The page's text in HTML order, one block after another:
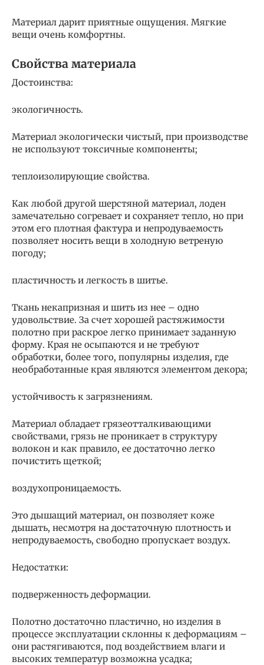
Материал дарит приятные ощущения. Мягкие
вещи очень комфортны.
Свойства материала
Достоинства:
экологичность.
Материал экологически чистый, при производстве
не используют токсичные компоненты;
теплоизолирующие свойства.
Как любой другой шерстяной материал, лоден
замечательно согревает и сохраняет тепло, но при
этом его плотная фактура и непродуваемость
позволяет носить вещи в холодную ветреную
погоду;
пластичность и легкость в шитье.
Ткань некапризная и шить из нее – одно
удовольствие. За счет хорошей растяжимости
полотно при раскрое легко принимает заданную
форму. Края не осыпаются и не требуют
обработки, более того, популярны изделия, где
необработанные края являются элементом декора;
устойчивость к загрязнениям.
Материал обладает грязеотталкивающими
свойствами, грязь не проникает в структуру
волокон и как правило, ее достаточно легко
почистить щеткой;
воздухопроницаемость.
Это дышащий материал, он позволяет коже
дышать, несмотря на достаточную плотность и
непродуваемость, свободно пропускает воздух.
Недостатки:
подверженность деформации.
Полотно достаточно пластично, но изделия в
процессе эксплуатации склонны к деформациям –
они растягиваются, под воздействием влаги и
высоких температур возможна усадка;